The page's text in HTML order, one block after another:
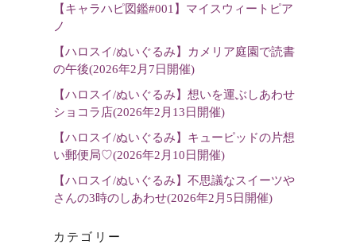
選
【キャラハピ図鑑#001】マイスウィートピア
ノ
【ハロスイ/ぬいぐるみ】カメリア庭園で読書
の午後(2026年2月7日開催)
【ハロスイ/ぬいぐるみ】想いを運ぶしあわせ
ショコラ店(2026年2月13日開催)
【ハロスイ/ぬいぐるみ】キューピッドの片想
い郵便局♡(2026年2月10日開催)
【ハロスイ/ぬいぐるみ】不思議なスイーツや
さんの3時のしあわせ(2026年2月5日開催)
カテゴリー